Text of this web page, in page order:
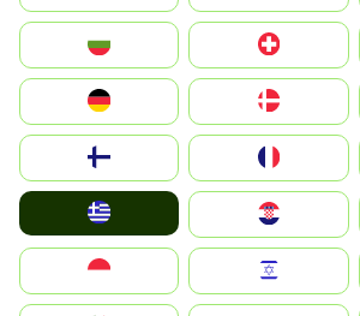
Switzerland
Deutschland
United Kingdom
Magyarország